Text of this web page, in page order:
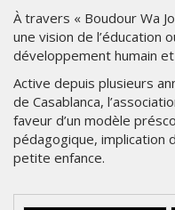
À travers « Boudour Wa
une vision de l’éducation
développement humain
Active depuis plusieurs
de Casablanca,
faveur d’un modèle
pédagogique, implication
petite enfance.